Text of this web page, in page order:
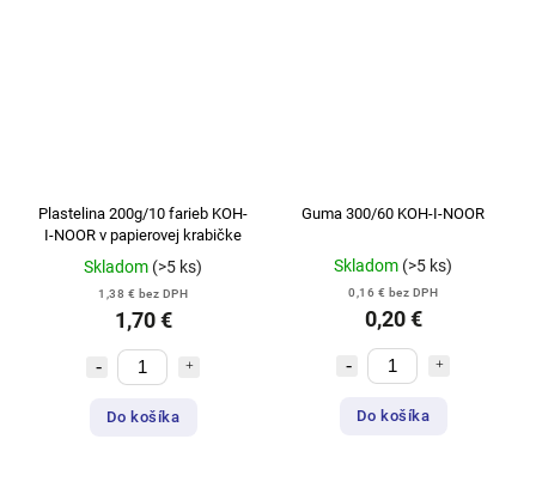
Plastelina 200g/10 farieb KOH-
I-NOOR v papierovej krabičke
Skladom (>5 ks)
1,38 € bez DPH
1,70 €
Do košíka
Guma 300/60 KOH-I-NOOR
Skladom (>5 ks)
0,16 € bez DPH
0,20 €
Do košíka